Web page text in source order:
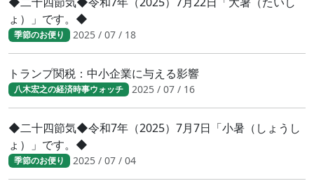
ょ）」です。◆
季節のお便り 2025 / 07 / 18
トランプ関税：中小企業に与える影響
八木宏之の経済時事ウォッチ 2025 / 07 / 16
◆二十四節気◆令和7年（2025）7月7日「小暑（しょうし
ょ）」です。◆
季節のお便り 2025 / 07 / 04